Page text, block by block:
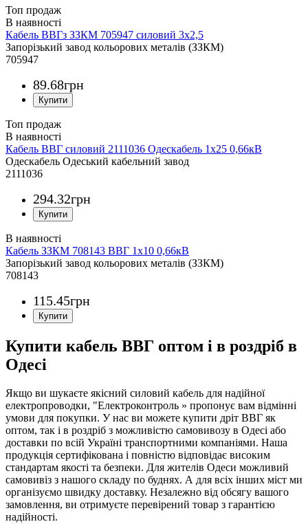
Топ продаж
Кабель ВВГз ЗЗКМ 705947 силовий 3х2,5
Запорізький завод кольорових металів (ЗЗКМ)
705947
89.68грн
Топ продаж
Кабель ВВГ силовий 2111036 Одескабель 1x25 0,66кВ
Одескабель Одеський кабельний завод
2111036
294.32грн
Кабель ЗЗКМ 708143 ВВГ 1х10 0,66кВ
Запорізький завод кольорових металів (ЗЗКМ)
708143
115.45грн
Купити кабель ВВГ оптом і в роздріб в
Одесі
Якщо ви шукаєте якісний силовий кабель для надійної
електропроводки, "Електроконтроль » пропонує вам відмінні
умови для покупки. У нас ви можете купити дріт ВВГ як
оптом, так і в роздріб з можливістю самовивозу в Одесі або
доставки по всій Україні транспортними компаніями. Наша
продукція сертифікована і повністю відповідає високим
стандартам якості та безпеки. Для жителів Одеси можливий
самовивіз з нашого складу по буднях. А для всіх інших міст ми
організуємо швидку доставку. Незалежно від обсягу вашого
замовлення, ви отримуєте перевірений товар з гарантією
надійності.